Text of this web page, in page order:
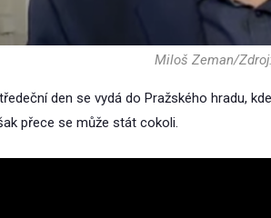
Miloš Zeman/
den se vydá do Pražského hradu,
přece se může stát cokoli.